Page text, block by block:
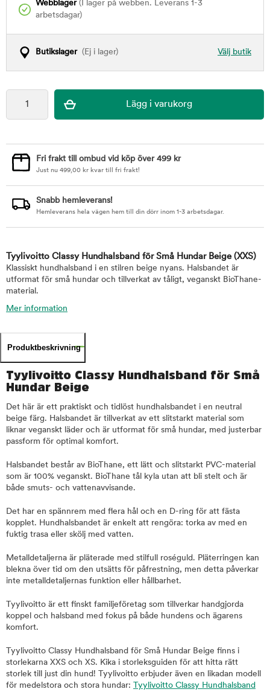
Webblager(I lager på webben. Leverans 1-3
arbetsdagar)
Välj butik
Butikslager(Ej i lager)
Fri frakt till ombud vid köp över 499 kr
Just nu 499,00 kr kvar till fri frakt!
Snabb hemleverans!
Hemleverans hela vägen hem till din dörr inom 1-3 arbetsdagar.
Tyylivoitto Classy Hundhalsband för Små Hundar Beige (XXS)
Klassiskt hundhalsband i en stilren beige nyans. Halsbandet är
utformat för små hundar och tillverkat av tåligt, veganskt BioThane-
material.
Mer information
Produktbeskrivning
Tyylivoitto Classy Hundhalsband för Små
Hundar Beige
Det här är ett praktiskt och tidlöst hundhalsbandet i en neutral
beige färg. Halsbandet är tillverkat av ett slitstarkt material som
liknar veganskt läder och är utformat för små hundar, med justerbar
passform för optimal komfort.
Halsbandet består av BioThane, ett lätt och slitstarkt PVC-material
som är 100% veganskt. BioThane tål kyla utan att bli stelt och är
både smuts- och vattenavvisande.
Det har en spännrem med flera hål och en D-ring för att fästa
kopplet. Hundhalsbandet är enkelt att rengöra: torka av med en
fuktig trasa eller skölj med vatten.
Metalldetaljerna är pläterade med stilfull roséguld. Pläterringen kan
blekna över tid om den utsätts för påfrestning, men detta påverkar
inte metalldetaljernas funktion eller hållbarhet.
Tyylivoitto är ett finskt familjeföretag som tillverkar handgjorda
koppel och halsband med fokus på både hundens och ägarens
komfort.
Tyylivoitto Classy Hundhalsband för Små Hundar Beige finns i
storlekarna XXS och XS. Kika i storleksguiden för att hitta rätt
storlek till just din hund! Tyylivoitto erbjuder även en likadan modell
för medelstora och stora hundar: Tyylivoitto Classy Hundhalsband